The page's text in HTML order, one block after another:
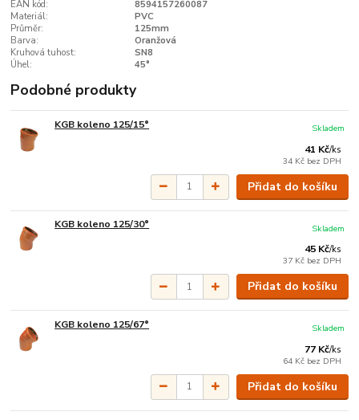
EAN kód:
8594157260087
Materiál:
PVC
Průměr:
125mm
Barva:
Oranžová
Kruhová tuhost:
SN8
Úhel:
45°
Podobné produkty
KGB koleno 125/15°
41 Kč/ks
34 Kč bez DPH
Skladem
Přidat do košíku
KGB koleno 125/30°
45 Kč/ks
37 Kč bez DPH
Skladem
Přidat do košíku
KGB koleno 125/67°
77 Kč/ks
64 Kč bez DPH
Skladem
Přidat do košíku